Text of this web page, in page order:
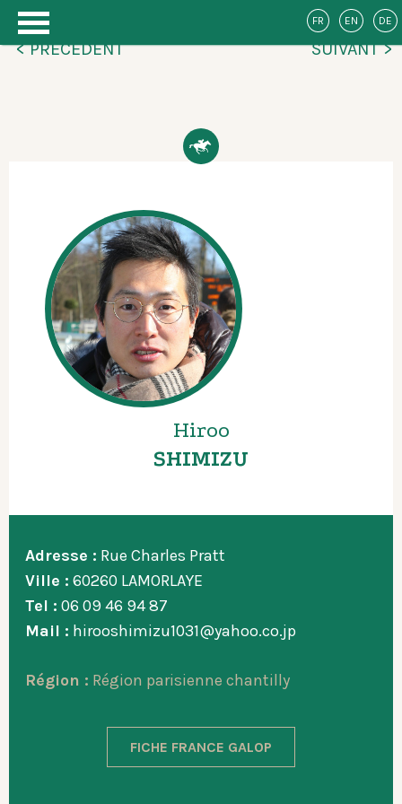
FR EN DE
< PRÉCÉDENT SUIVANT >
Hiroo
SHIMIZU
Adresse : Rue Charles Pratt
Ville : 60260 LAMORLAYE
Tel : 06 09 46 94 87
Mail : hirooshimizu1031@yahoo.co.jp
Région : Région parisienne chantilly
FICHE FRANCE GALOP